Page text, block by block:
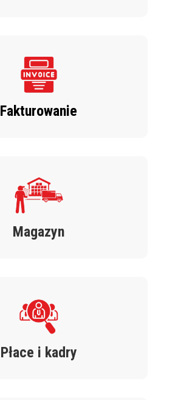
Fakturowanie
Magazyn
Płace i kadry